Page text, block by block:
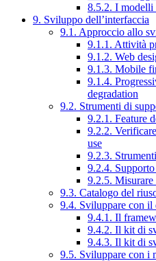
8.5.2. I modelli
9. Sviluppo dell’interfaccia
9.1. Approccio allo
9.1.1. Attività
9.1.2. Web
9.1.3. Mobile
9.1.4.
degradation
9.2. Strumenti di
9.2.1. Feature
9.2.2.
use
9.2.3.
9.2.4.
9.2.5. Misurare
9.3. Catalogo del
9.4. Sviluppare con il
9.4.1. Il
9.4.2. Il kit di
9.4.3. Il kit di
9.5. Sviluppare con i